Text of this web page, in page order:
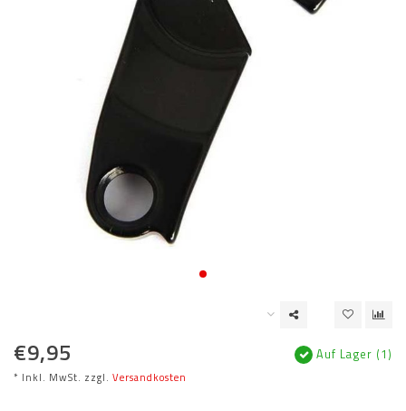
€9,95
* Inkl. MwSt. zzgl. Versandkosten
Auf Lager (1)